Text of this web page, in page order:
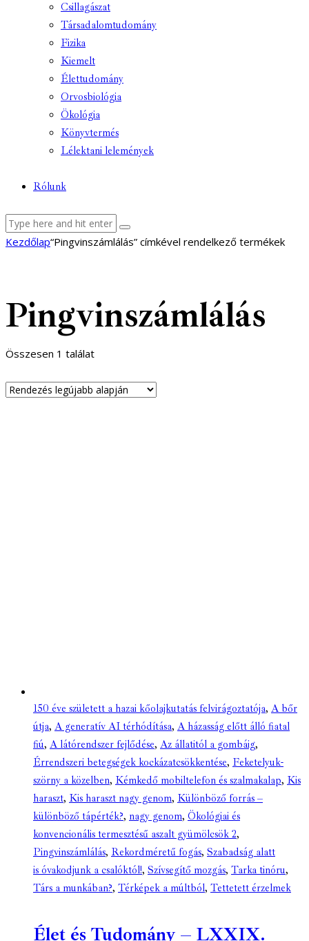
Csillagászat
Társadalomtudomány
Fizika
Kiemelt
Élettudomány
Orvosbiológia
Ökológia
Könyvtermés
Lélektani lelemények
Rólunk
facebook-
youtube-
email
Kezdőlap“Pingvinszámlálás” címkével rendelkező termékek
Pingvinszámlálás
Összesen 1 találat
150 éve született a hazai kőolajkutatás felvirágoztatója, A bőr
útja, A generatív AI térhódítása, A házasság előtt álló fiatal
fiú, A látórendszer fejlődése, Az állatitól a gombáig,
Érrendszeri betegségek kockázatcsökkentése, Feketelyuk-
szörny a közelben, Kémkedő mobiltelefon és szalmakalap, Kis
haraszt, Kis haraszt nagy genom, Különböző forrás –
különböző tápérték?, nagy genom, Ökológiai és
konvencionális termesztésű aszalt gyümölcsök 2,
Pingvinszámlálás, Rekordméretű fogás, Szabadság alatt
is óvakodjunk a csalóktól!, Szívsegítő mozgás, Tarka tinóru,
Társ a munkában?, Térképek a múltból, Tettetett érzelmek
Élet és Tudomány – LXXIX.